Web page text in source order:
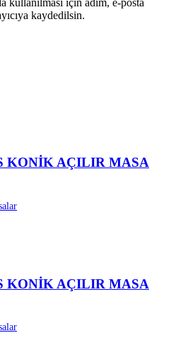
kullanılması için adım, e-posta
kaydedilsin.
KONİK AÇILIR MASA
KONİK AÇILIR MASA